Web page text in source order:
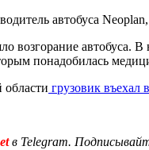
автобуса
возгорание автобуса.
понадобилась
грузовик въехал
в Telegram.